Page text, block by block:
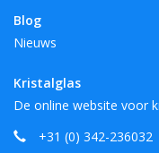
Blog
Nieuws
Kristalglas
De online website voor
+31 (0) 342-236032